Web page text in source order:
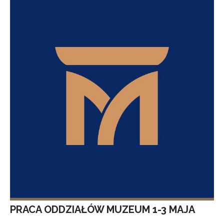
PRACA ODDZIAŁÓW MUZEUM 1-3 MAJA